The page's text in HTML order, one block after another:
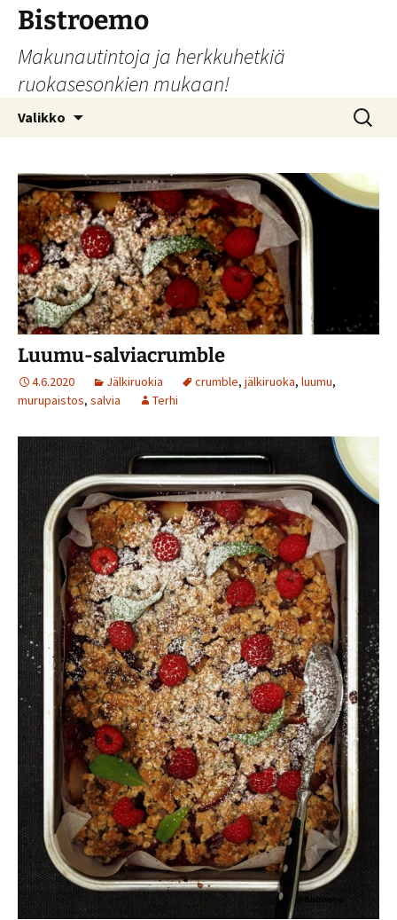
Siirry
sisältöön
Bistroemo
Makunautintoja ja herkkuhetkiä
ruokasesonkien mukaan!
Valikko Haku:
Luumu-salviacrumble
4.6.2020 Jälkiruokia crumble, jälkiruoka, luumu,
murupaistos, salvia Terhi